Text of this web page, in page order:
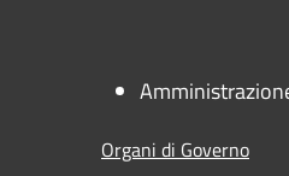
Organi di Governo